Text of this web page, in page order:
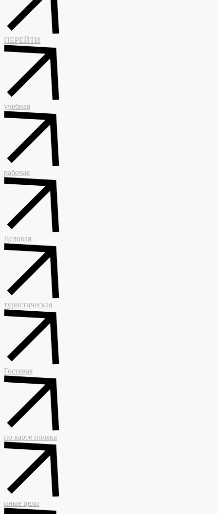
ПЕРЕЙТИ
учебная
рабочая
Деловая
туристическая
Гостевая
по карте поляка
иные цели